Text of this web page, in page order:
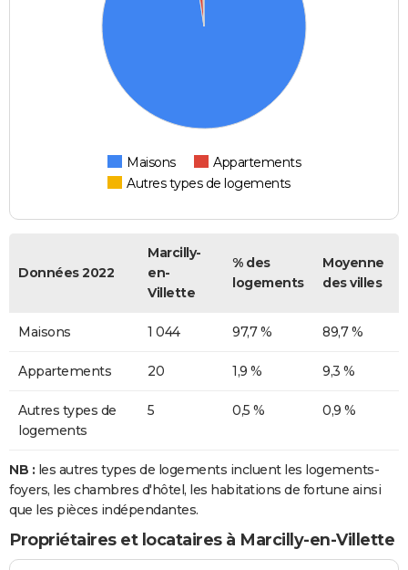
Maisons
Appartements
Autres types de logements
Données 2022
Marcilly-
en-
Villette
% des
logements
Moyenne
des villes
Maisons 1 044 97,7 % 89,7 %
Appartements 20 1,9 % 9,3 %
Autres types de
logements
5 0,5 % 0,9 %
NB : les autres types de logements incluent les logements-
foyers, les chambres d'hôtel, les habitations de fortune ainsi
que les pièces indépendantes.
Propriétaires et locataires à Marcilly-en-Villette